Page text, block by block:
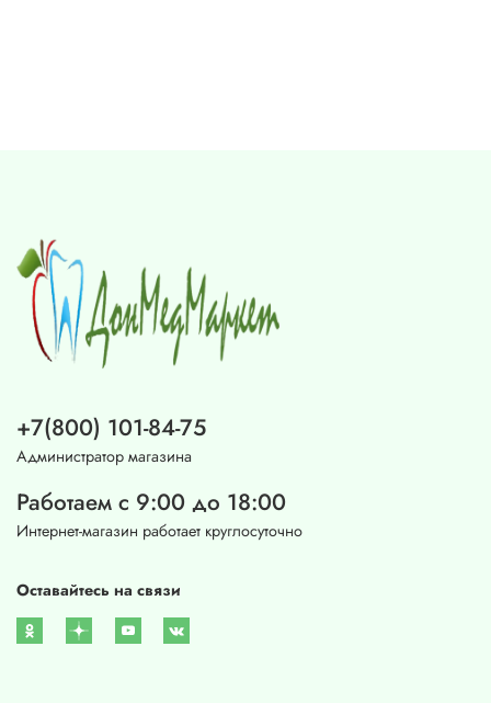
+7(800) 101-84-75
Администратор магазина
Работаем с 9:00 до 18:00
Интернет-магазин работает круглосуточно
Оставайтесь на связи